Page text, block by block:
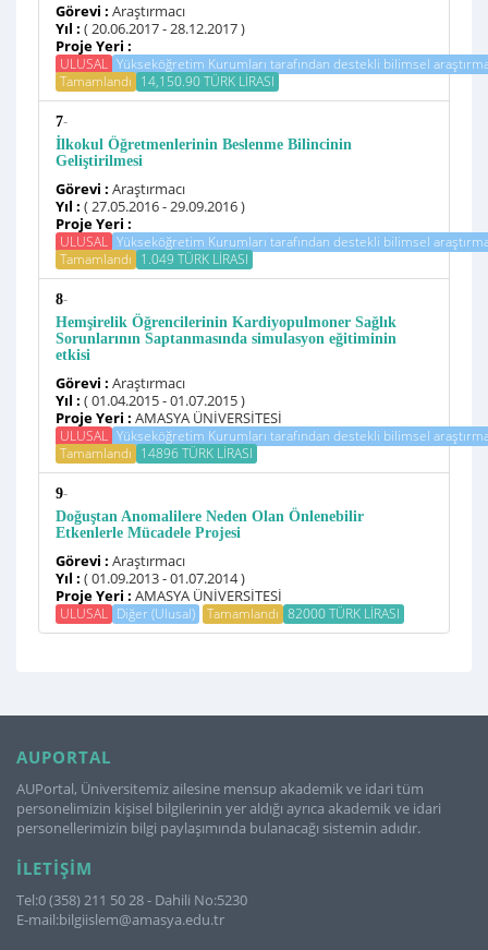
Görevi : Araştırmacı
Yıl : ( 20.06.2017 - 28.12.2017 )
Proje Yeri :
ULUSAL Yükseköğretim Kurumları tarafından destekli bilimsel
Tamamlandı 14,150.90 TÜRK LİRASI
7-
İlkokul Öğretmenlerinin Beslenme Bilincinin
Geliştirilmesi
Görevi : Araştırmacı
Yıl : ( 27.05.2016 - 29.09.2016 )
Proje Yeri :
ULUSAL Yükseköğretim Kurumları tarafından destekli bilimsel
Tamamlandı 1.049 TÜRK LİRASI
8-
Hemşirelik Öğrencilerinin Kardiyopulmoner Sağlık
Sorunlarının Saptanmasında simulasyon eğitiminin
etkisi
Görevi : Araştırmacı
Yıl : ( 01.04.2015 - 01.07.2015 )
Proje Yeri : AMASYA ÜNİVERSİTESİ
ULUSAL Yükseköğretim Kurumları tarafından destekli bilimsel
Tamamlandı 14896 TÜRK LİRASI
9-
Doğuştan Anomalilere Neden Olan Önlenebilir
Etkenlerle Mücadele Projesi
Görevi : Araştırmacı
Yıl : ( 01.09.2013 - 01.07.2014 )
Proje Yeri : AMASYA ÜNİVERSİTESİ
ULUSAL Diğer (Ulusal) Tamamlandı 82000 TÜRK LİRASI
AUPORTAL
AUPortal, Üniversitemiz ailesine mensup akademik ve idari tüm
personelimizin kişisel bilgilerinin yer aldığı ayrıca akademik ve idari
personellerimizin bilgi paylaşımında bulanacağı sistemin adıdır.
İLETIŞIM
Tel:0 (358) 211 50 28 - Dahili No:5230
E-mail:bilgiislem@amasya.edu.tr